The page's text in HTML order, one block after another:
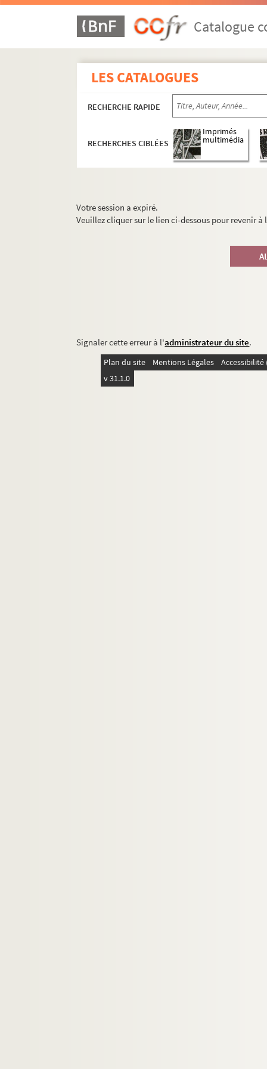
Catalogue
LES CATALOGUES
RECHERCHE RAPIDE
RECHERCHES CIBLÉES
Imprimés
multimédia
Votre session a expiré.
Veuillez cliquer sur le lien ci-dessous pour revenir
Signaler cette erreur à l'administrateur du site.
Plan du site Mentions Légales
v 31.1.0